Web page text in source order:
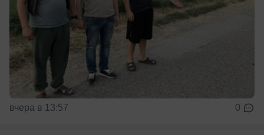
вчера в 13:57 0